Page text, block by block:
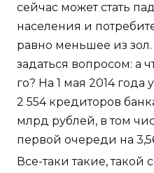
сейчас может стать
населения и
равно меньшее из
задаться вопросом: а
го? На 1 мая 2014 года
2 554 кредиторов
млрд рублей, в том
первой очереди на
Все-таки такие,